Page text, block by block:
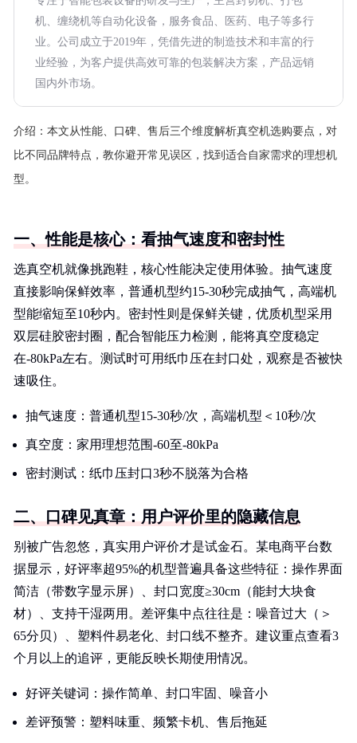
机、缠绕机等自动化设备，服务食品、医药、电子等多行
业。公司成立于2019年，凭借先进的制造技术和丰富的行
业经验，为客户提供高效可靠的包装解决方案，产品远销
国内外市场。
介绍： 本文从性能、口碑、售后三个维度解析真空机选购要点，对
比不同品牌特点，教你避开常见误区，找到适合自家需求的理想机
型。
一、性能是核心：看抽气速度和密封性
选真空机就像挑跑鞋，核心性能决定使用体验。抽气速度
直接影响保鲜效率，普通机型约15-30秒完成抽气，高端机
型能缩短至10秒内。密封性则是保鲜关键，优质机型采用
双层硅胶密封圈，配合智能压力检测，能将真空度稳定
在-80kPa左右。测试时可用纸巾压在封口处，观察是否被快
速吸住。
抽气速度：普通机型15-30秒/次，高端机型＜10秒/次
真空度：家用理想范围-60至-80kPa
密封测试：纸巾压封口3秒不脱落为合格
二、口碑见真章：用户评价里的隐藏信息
别被广告忽悠，真实用户评价才是试金石。某电商平台数
据显示，好评率超95%的机型普遍具备这些特征：操作界面
简洁（带数字显示屏）、封口宽度≥30cm（能封大块食
材）、支持干湿两用。差评集中点往往是：噪音过大（＞
65分贝）、塑料件易老化、封口线不整齐。建议重点查看3
个月以上的追评，更能反映长期使用情况。
好评关键词：操作简单、封口牢固、噪音小
差评预警：塑料味重、频繁卡机、售后拖延